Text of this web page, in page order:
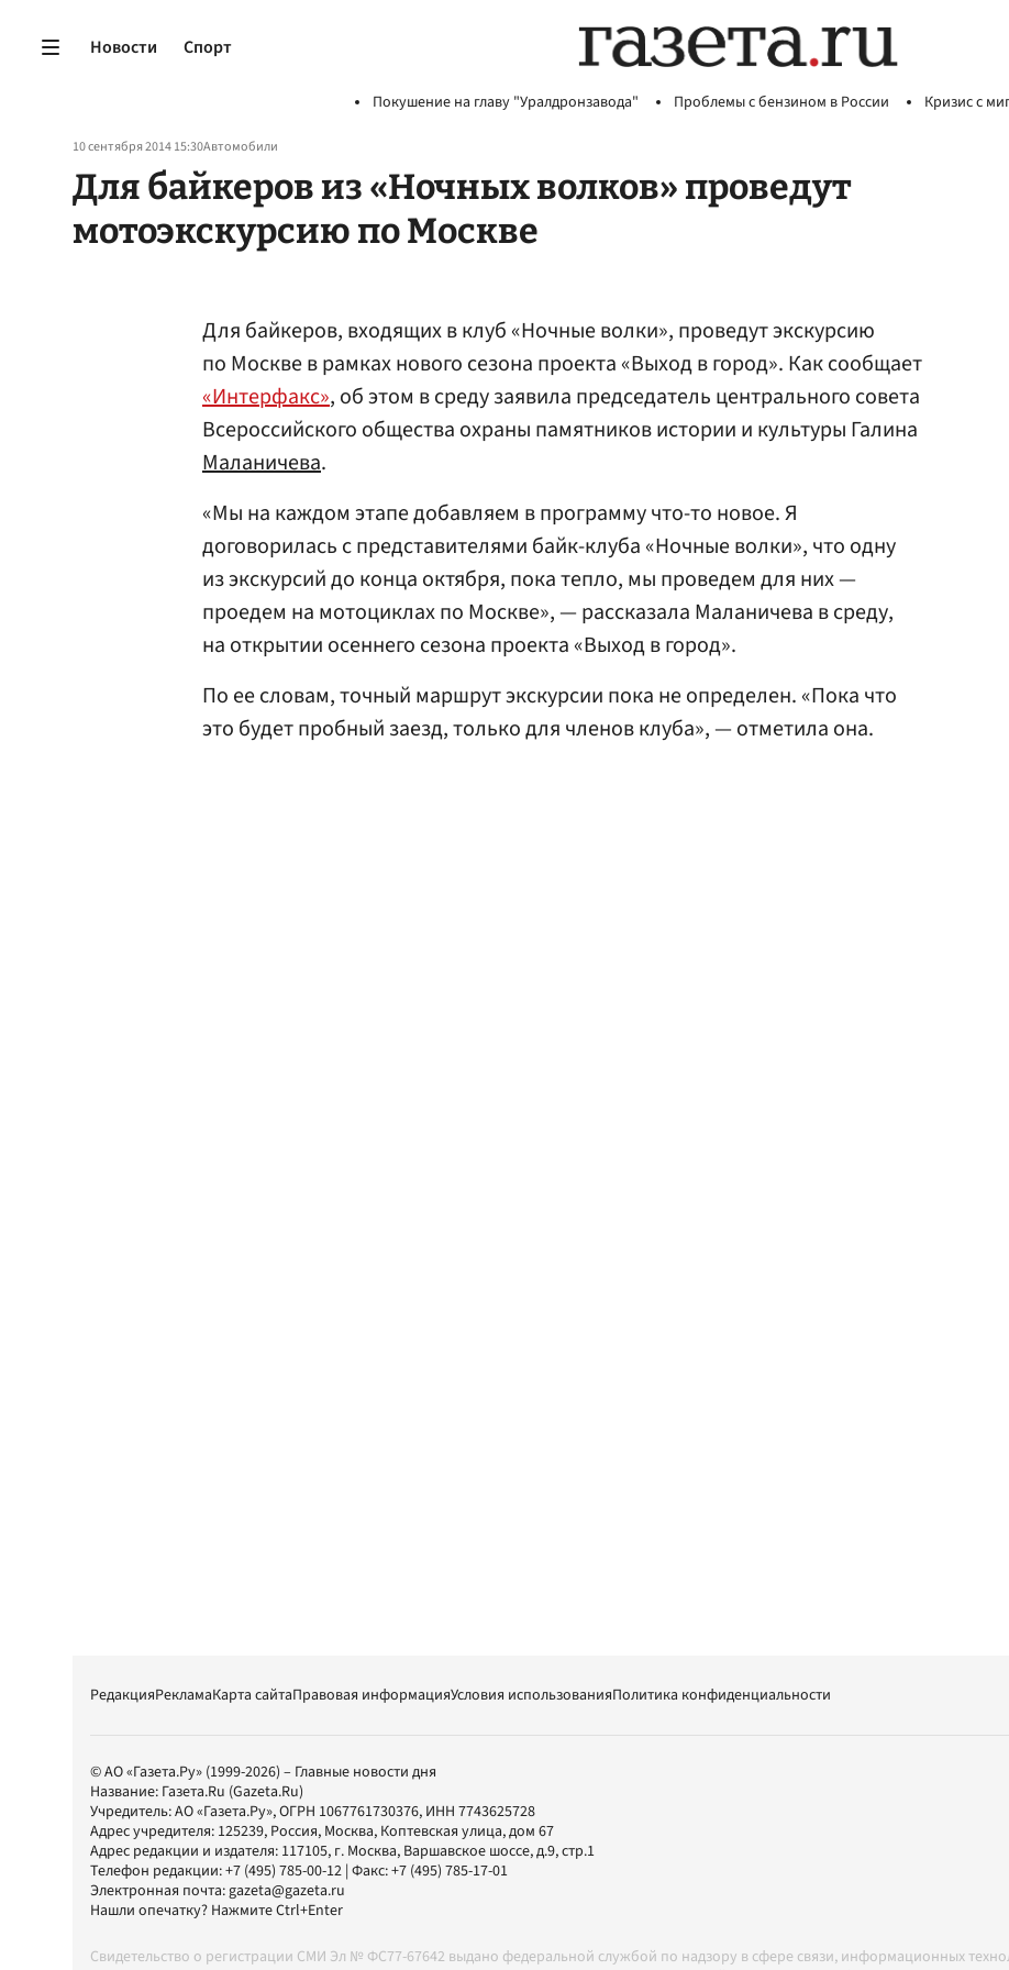
Новости Спорт
Покушение на главу "Уралдронзавода" Проблемы с бензином в России Кризис с
10 сентября 2014 15:30Автомобили
Для байкеров из «Ночных волков» проведут
мотоэкскурсию по Москве
Для байкеров, входящих в клуб «Ночные волки», проведут экскурсию
по Москве в рамках нового сезона проекта «Выход в город». Как сообщает
«Интерфакс», об этом в среду заявила председатель центрального совета
Всероссийского общества охраны памятников истории и культуры Галина
Маланичева.
«Мы на каждом этапе добавляем в программу что-то новое. Я
договорилась с представителями байк-клуба «Ночные волки», что одну
из экскурсий до конца октября, пока тепло, мы проведем для них —
проедем на мотоциклах по Москве», — рассказала Маланичева в среду,
на открытии осеннего сезона проекта «Выход в город».
По ее словам, точный маршрут экскурсии пока не определен. «Пока что
это будет пробный заезд, только для членов клуба», — отметила она.
РедакцияРекламаКарта сайтаПравовая информацияУсловия использованияПолитика конфиденциальности
© АО «Газета.Ру» (1999-2026) – Главные новости дня
Название: Газета.Ru (Gazeta.Ru)
Учредитель:АО «Газета.Ру», ОГРН 1067761730376, ИНН 7743625728
Адрес учредителя: 125239, Россия, Москва, Коптевская улица, дом 67
Адрес редакции и издателя: 117105, г. Москва, Варшавское шоссе, д.9, стр.1
Телефон редакции:+7 (495) 785-00-12 | Факс:+7 (495) 785-17-01
Электронная почта:gazeta@gazeta.ru
Нашли опечатку? Нажмите Ctrl+Enter
Свидетельство о регистрации СМИ Эл № ФС77-67642 выдано федеральной службой по надзору в сфере связи, информационных